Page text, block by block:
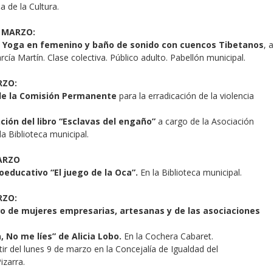
de la Cultura.
MARZO:
Yoga en femenino y baño de sonido con cuencos Tibetanos, a
Martín. Clase colectiva. Público adulto. Pabellón municipal.
la Comisión Permanente para la erradicación de la violencia
del libro “Esclavas del engaño” a cargo de la Asociación
Biblioteca municipal.
“El juego de la Oca”. En la Biblioteca municipal.
de mujeres empresarias, artesanas y de las asociaciones
No me líes” de Alicia Lobo. En la Cochera Cabaret.
del lunes 9 de marzo en la Concejalía de Igualdad del